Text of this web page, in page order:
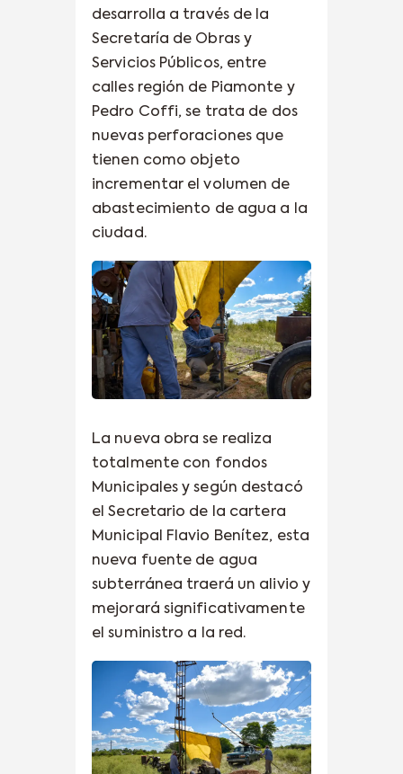
desarrolla a través de la
Secretaría de Obras y
Servicios Públicos, entre
calles región de Piamonte y
Pedro Coffi, se trata de dos
nuevas perforaciones que
tienen como objeto
incrementar el volumen de
abastecimiento de agua a la
ciudad.
La nueva obra se realiza
totalmente con fondos
Municipales y según destacó
el Secretario de la cartera
Municipal Flavio Benítez, esta
nueva fuente de agua
subterránea traerá un alivio y
mejorará significativamente
el suministro a la red.